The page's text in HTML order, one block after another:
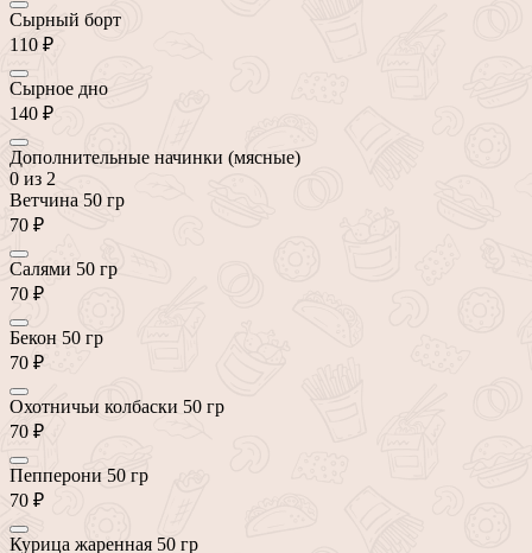
Сырный борт
110 ₽
Сырное дно
140 ₽
Дополнительные начинки (мясные)
0 из 2
Ветчина 50 гр
70 ₽
Салями 50 гр
70 ₽
Бекон 50 гр
70 ₽
Охотничьи колбаски 50 гр
70 ₽
Пепперони 50 гр
70 ₽
Курица жаренная 50 гр